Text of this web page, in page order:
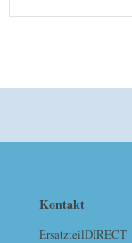
Kontakt
ErsatzteilDIRECT